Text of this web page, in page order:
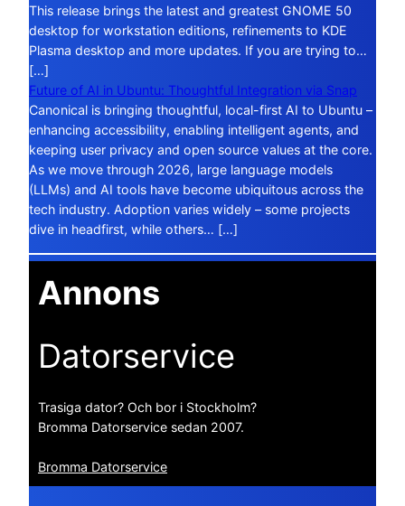
This release brings the latest and greatest GNOME 50
desktop for workstation editions, refinements to KDE
Plasma desktop and more updates. If you are trying to…
[…]
Future of AI in Ubuntu: Thoughtful Integration via Snap
Canonical is bringing thoughtful, local-first AI to Ubuntu –
enhancing accessibility, enabling intelligent agents, and
keeping user privacy and open source values at the core.
As we move through 2026, large language models
(LLMs) and AI tools have become ubiquitous across the
tech industry. Adoption varies widely – some projects
dive in headfirst, while others… […]
Annons
Datorservice
Trasiga dator? Och bor i Stockholm?
Bromma Datorservice sedan 2007.
Bromma Datorservice